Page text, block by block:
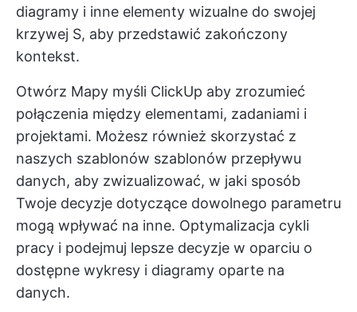
diagramy i inne elementy wizualne do swojej
krzywej S, aby przedstawić zakończony
kontekst.
Otwórz Mapy myśli ClickUp aby zrozumieć
połączenia między elementami, zadaniami i
projektami. Możesz również skorzystać z
naszych szablonów szablonów przepływu
danych, aby zwizualizować, w jaki sposób
Twoje decyzje dotyczące dowolnego parametru
mogą wpływać na inne. Optymalizacja cykli
pracy i podejmuj lepsze decyzje w oparciu o
dostępne wykresy i diagramy oparte na
danych.